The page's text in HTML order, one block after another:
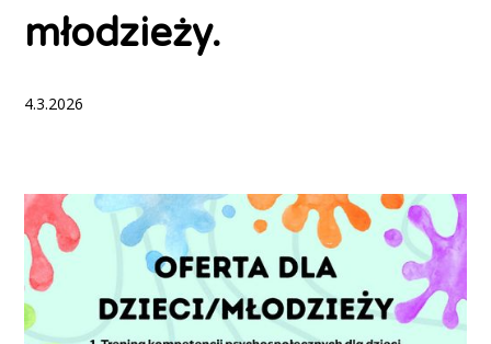
młodzieży.
4.3.2026